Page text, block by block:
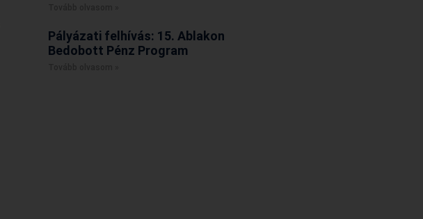
Pályázati felhívás: 15. Ablakon
Bedobott Pénz Program